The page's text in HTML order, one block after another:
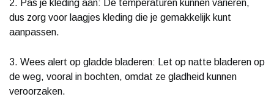
2. Pas je kleding aan: De temperaturen kunnen variëren,
dus zorg voor laagjes kleding die je gemakkelijk kunt
aanpassen.
3. Wees alert op gladde bladeren: Let op natte bladeren op
de weg, vooral in bochten, omdat ze gladheid kunnen
veroorzaken.